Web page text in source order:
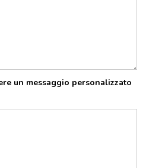
un messaggio personalizzato